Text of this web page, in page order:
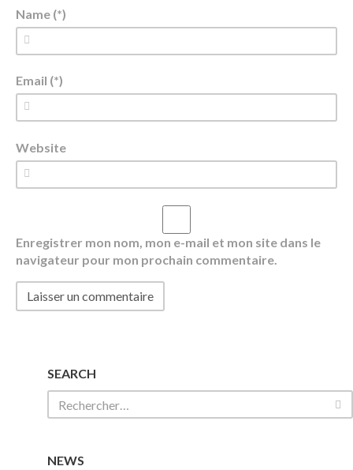
Name (*)
Email (*)
Website
Enregistrer mon nom, mon e-mail et mon site dans le
navigateur pour mon prochain commentaire.
SEARCH
NEWS